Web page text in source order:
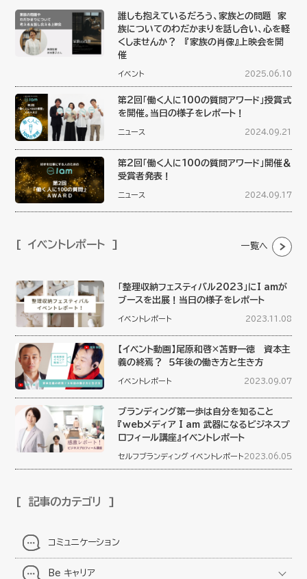
誰しも抱えているだろう、家族との問題 家
族についてのわだかまりを話し合い、心を軽
くしませんか？ 『家族の肖像』上映会を開
催
イベント 2025.06.10
第2回「働く人に100の質問アワード」授賞式
を開催。当日の様子をレポート！
ニュース 2024.09.21
第2回「働く人に100の質問アワード」開催＆
受賞者発表！
ニュース 2024.09.17
イベントレポート 一覧へ
「整理収納フェスティバル2023」にI amが
ブースを出展！当日の様子をレポート
イベントレポート 2023.11.08
【イベント動画】尾原和啓×苫野一徳 資本主
義の終焉？ ５年後の働き方と生き方
イベントレポート 2023.09.07
ブランディング第一歩は自分を知ること
『webメディア I am 武器になるビジネスプ
ロフィール講座』イベントレポート
セルフブランディング イベントレポート 2023.06.05
記事のカテゴリ
コミュニケーション
Be キャリア